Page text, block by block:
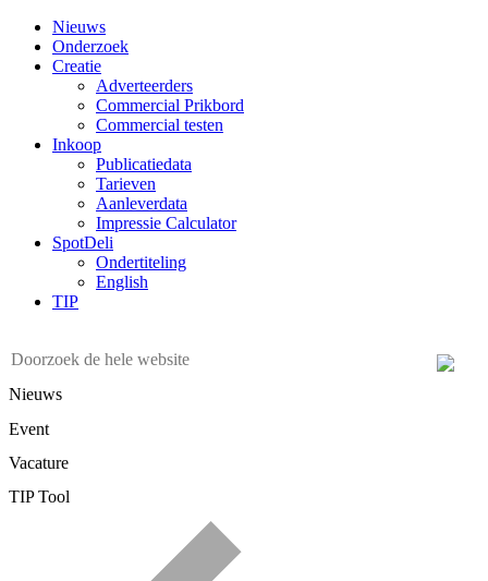
Nieuws
Onderzoek
Creatie
Adverteerders
Commercial Prikbord
Commercial testen
Inkoop
Publicatiedata
Tarieven
Aanleverdata
Impressie Calculator
SpotDeli
Ondertiteling
English
TIP
Nieuws
Event
Vacature
TIP Tool